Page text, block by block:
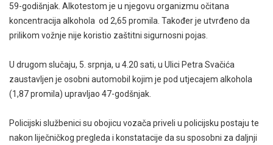
59-godišnjak. Alkotestom je u njegovu organizmu očitana
koncentracija alkohola od 2,65 promila. Također je utvrđeno da
prilikom vožnje nije koristio zaštitni sigurnosni pojas.
U drugom slučaju, 5. srpnja, u 4.20 sati, u Ulici Petra Svačića
zaustavljen je osobni automobil kojim je pod utjecajem alkohola
(1,87 promila) upravljao 47-godšnjak.
Policijski službenici su obojicu vozača priveli u policijsku postaju te
nakon liječničkog pregleda i konstatacije da su sposobni za daljnji